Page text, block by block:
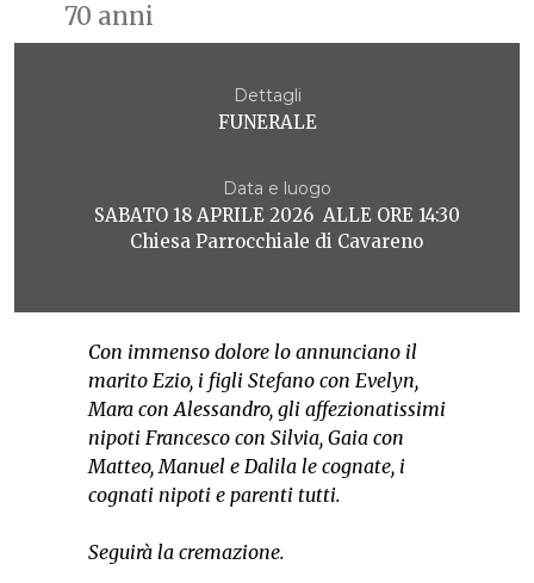
70 anni
Dettagli
FUNERALE
Data e luogo
SABATO 18 APRILE 2026 ALLE ORE 14:30
Chiesa Parrocchiale di Cavareno
Con immenso dolore lo annunciano il
marito Ezio, i figli Stefano con Evelyn,
Mara con Alessandro, gli affezionatissimi
nipoti Francesco con Silvia, Gaia con
Matteo, Manuel e Dalila le cognate, i
cognati nipoti e parenti tutti.
Seguirà la cremazione.